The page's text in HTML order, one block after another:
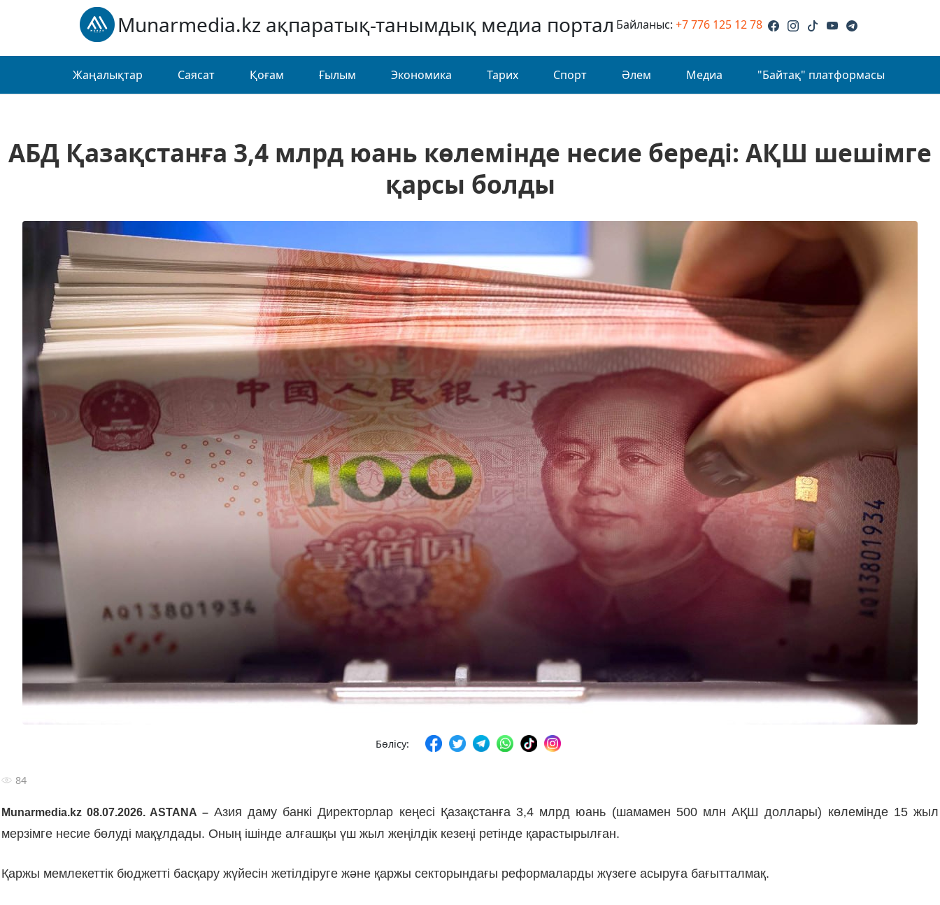
Munarmedia.kz ақпаратық-танымдық медиа портал Байланыс:+7 776 125 12 78
Жаңалықтар Саясат Қоғам Ғылым Экономика Тарих Спорт Әлем Медиа "Байтақ" платформасы
АБД Қазақстанға 3,4 млрд юань көлемінде несие береді: АҚШ шешімге
қарсы болды
Бөлісу:
84
Munarmedia.kz 08.07.2026. ASTANA –Азия даму банкі Директорлар кеңесі Қазақстанға 3,4 млрд юань (шамамен 500 млн АҚШ доллары) көлемінде 15 жыл
мерзімге несие бөлуді мақұлдады. Оның ішінде алғашқы үш жыл жеңілдік кезеңі ретінде қарастырылған.
Қаржы мемлекеттік бюджетті басқару жүйесін жетілдіруге және қаржы секторындағы реформаларды жүзеге асыруға бағытталмақ.